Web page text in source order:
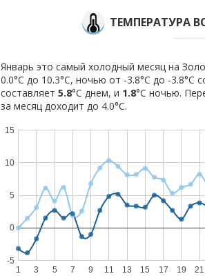
ТЕМПЕРАТУРА
Январь это самый холодный месяц на
0.0°C до 10.3°C, ночью от -3.8°C до -
составляет 5.8°C днем, и 1.8°C ночью.
за месяц доходит до 4.0°С.
1 3 5 7 9 11 13 15 17 19 21
-5
0
5
10
15